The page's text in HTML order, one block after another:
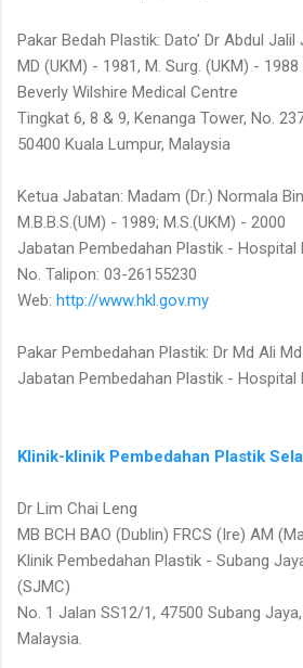
Pakar Bedah Plastik: Dato’ Dr Abdul Jalil
MD (UKM) - 1981, M. Surg. (UKM) - 1988
Beverly Wilshire Medical Centre
Tingkat 6, 8 & 9, Kenanga Tower, No.
50400 Kuala Lumpur, Malaysia
Ketua Jabatan: Madam (Dr.) Normala
M.B.B.S.(UM) - 1989; M.S.(UKM) - 2000
Jabatan Pembedahan Plastik - Hospital
No. Talipon: 03-26155230
Web: http://www.hkl.gov.my
Pakar Pembedahan Plastik: Dr Md Ali
Jabatan Pembedahan Plastik - Hospital
Klinik-klinik Pembedahan Plastik
Dr Lim Chai Leng
MB BCH BAO (Dublin) FRCS (Ire) AM
Klinik Pembedahan Plastik - Subang
(SJMC)
No. 1 Jalan SS12/1, 47500 Subang
Malaysia.